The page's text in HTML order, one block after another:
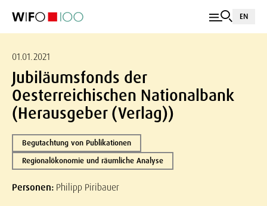
EN
01.01.2021
Jubiläumsfonds der
Oesterreichischen Nationalbank
(Herausgeber (Verlag))
Begutachtung von Publikationen
Regionalökonomie und räumliche Analyse
Personen: Philipp Piribauer